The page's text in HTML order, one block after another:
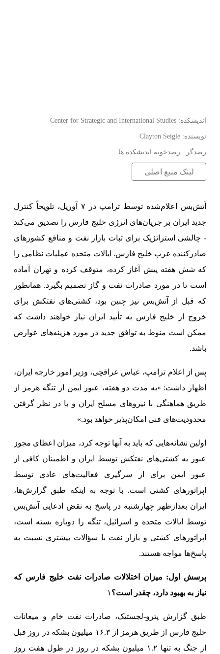
Center for Strategic and International Studies :اندیشکده
Clayton Seigle :نویسنده
رصدخونه اندیشکده ها :رصدگر
لینک منبع اصلی
آتش‌بس اعلام‌شده توسط ترامپ در ۷ آوریل، تلویحاً کنترل
جدید ایران بر جریان‌های انرژی خلیج فارس را تصدیق می‌کند
- چالشی استراتژیک برای ثبات بازار نفت و منافع کشورهای
صادرکننده عرب خلیج فارس. ایالات متحده عملیات نظامی را
که شش هفته پیش آغاز کرده، متوقف کرده و تهران آماده
است تا در مورد صادرات نفت و گاز تصمیم بگیرد. همانطور
که قبل از آتش‌بس نیز چنین بود، کشتی‌های نفتکش برای
خروج از خلیج فارس به تأیید ایران نیاز خواهند داشت که
ممکن است منوط به توافق جدید در مورد هزینه‌های عوارض
باشد.
پس از اعلام ترامپ، عباس عراقچی، وزیر امور خارجه ایران،
اظهار داشت: «به مدت دو هفته، عبور ایمن از تنگه هرمز از
طریق هماهنگی با نیروهای مسلح ایران و با در نظر گرفتن
محدودیت‌های فنی امکان‌پذیر خواهد بود.»
اولین نشانه‌هایی که باید به آنها توجه کرد، میزان اعطای مجوز
عبور به کشتی‌های نفتکش توسط ایران و اطمینان کافی از
عبور ایمن برای از سرگیری فعالیت‌های عادی توسط
اپراتورهای کشتی است. با توجه به اینکه طبق گزارش‌ها،
ایران بعدازظهر چهارشنبه در پاسخ به نقض ادعایی آتش‌بس
توسط ایالات متحده و اسرائیل، تنگه را دوباره بسته است،
اپراتورهای کشتی و بازار نفت با سؤالات بیشتری نسبت به
پاسخ‌ها مواجه هستند.
پرسش اول: میزان اختلالات صادرات نفت خلیج فارس که
نیاز به بهبود دارد، چقدر است؟ ۱
طبق گزارش پترو-لجستیک، صادرات نفت خام و میعانات
خلیج فارس از طریق هرمز از ۱۶.۳ میلیون بشکه در روز قبل
از جنگ به تنها ۱.۲ میلیون بشکه در روز در طول هفت روز